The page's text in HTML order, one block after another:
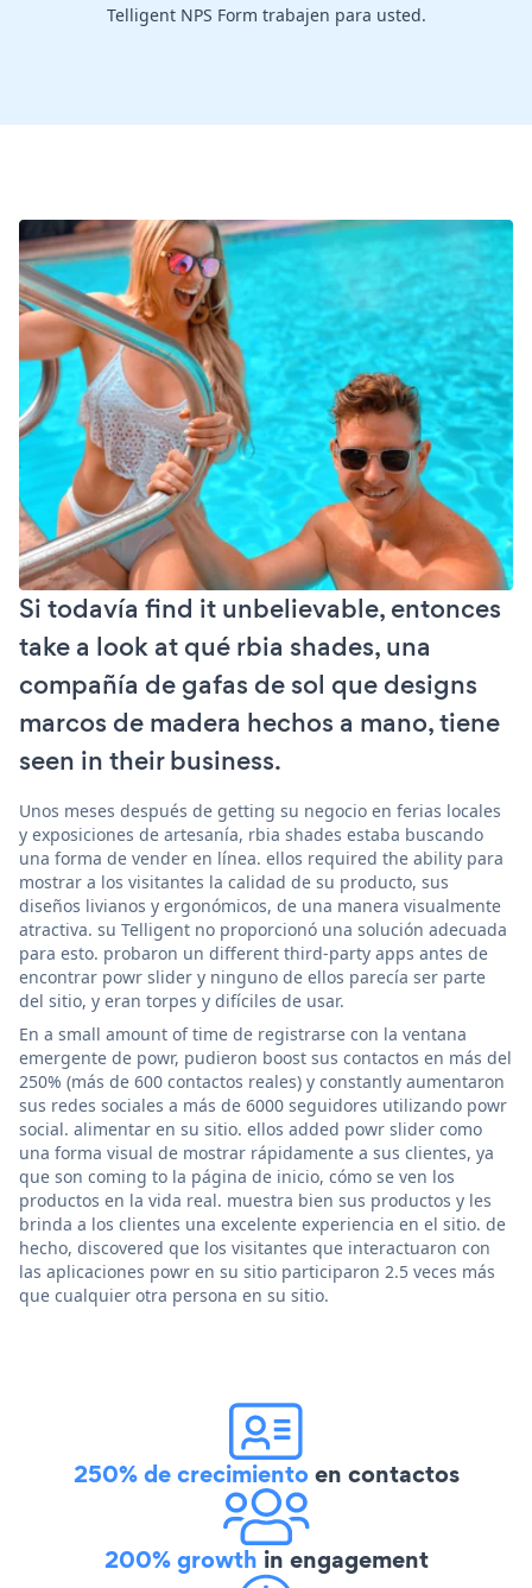
Telligent NPS Form trabajen para usted.
Si todavía find it unbelievable, entonces
take a look at qué rbia shades, una
compañía de gafas de sol que designs
marcos de madera hechos a mano, tiene
seen in their business.
Unos meses después de getting su negocio en ferias locales
y exposiciones de artesanía, rbia shades estaba buscando
una forma de vender en línea. ellos required the ability para
mostrar a los visitantes la calidad de su producto, sus
diseños livianos y ergonómicos, de una manera visualmente
atractiva. su Telligent no proporcionó una solución adecuada
para esto. probaron un different third-party apps antes de
encontrar powr slider y ninguno de ellos parecía ser parte
del sitio, y eran torpes y difíciles de usar.
En a small amount of time de registrarse con la ventana
emergente de powr, pudieron boost sus contactos en más del
250% (más de 600 contactos reales) y constantly aumentaron
sus redes sociales a más de 6000 seguidores utilizando powr
social. alimentar en su sitio. ellos added powr slider como
una forma visual de mostrar rápidamente a sus clientes, ya
que son coming to la página de inicio, cómo se ven los
productos en la vida real. muestra bien sus productos y les
brinda a los clientes una excelente experiencia en el sitio. de
hecho, discovered que los visitantes que interactuaron con
las aplicaciones powr en su sitio participaron 2.5 veces más
que cualquier otra persona en su sitio.
250% de crecimientoen contactos
200% growth in engagement